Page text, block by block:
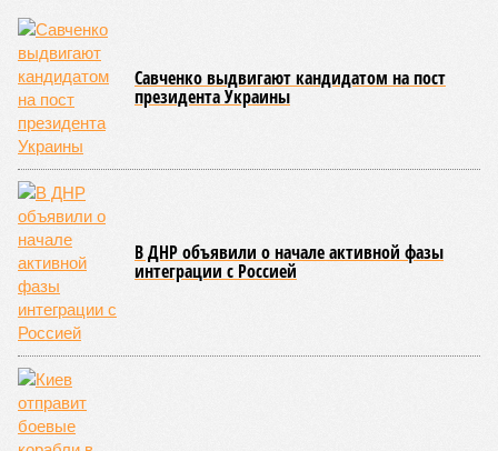
Савченко выдвигают кандидатом на пост
президента Украины
В ДНР объявили о начале активной фазы
интеграции с Россией